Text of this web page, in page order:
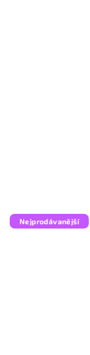
Nejprodávanější